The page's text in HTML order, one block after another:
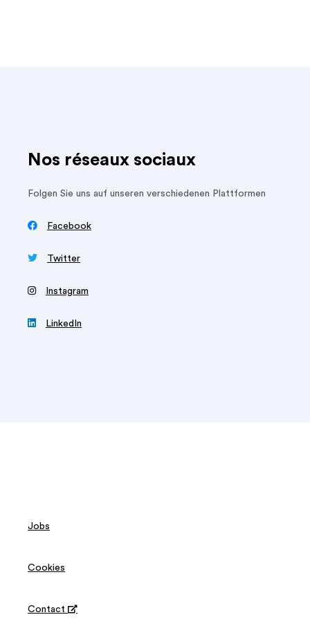
Nos réseaux sociaux
Folgen Sie uns auf unseren verschiedenen Plattformen
 Facebook
 Twitter
‍ Instagram
 LinkedIn
Jobs
Cookies
Contact 